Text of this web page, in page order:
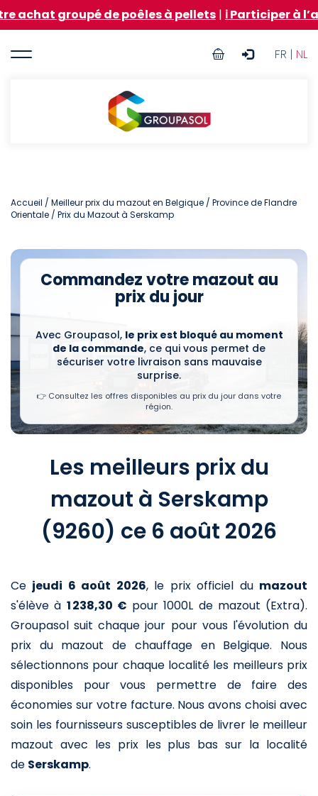
Aller
au
principal
de poêles à pellets|ℹ️ Participer à l’achat
FR | NL
User
Groupasol
Accueil / Meilleur prix du mazout en Belgique / Province de Flandre
Orientale / Prix du Mazout à Serskamp
Commandez votre mazout au
prix du jour
Avec Groupasol, le prix est bloqué au moment
de la commande, ce qui vous permet de
sécuriser votre livraison sans mauvaise
surprise.
👉 Consultez les offres disponibles au prix du jour dans votre
région.
Les meilleurs prix du
mazout à Serskamp
(9260) ce 6 août 2026
Ce jeudi 6 août 2026, le prix officiel du mazout
s'élève à 1 238,30 € pour 1000L de mazout (Extra).
Groupasol suit chaque jour pour vous l'évolution du
prix du mazout de chauffage en Belgique. Nous
sélectionnons pour chaque localité les meilleurs prix
disponibles pour vous permettre de faire des
économies sur votre facture. Nous avons choisi avec
soin les fournisseurs susceptibles de livrer le meilleur
mazout avec les prix les plus bas sur la localité
de Serskamp.